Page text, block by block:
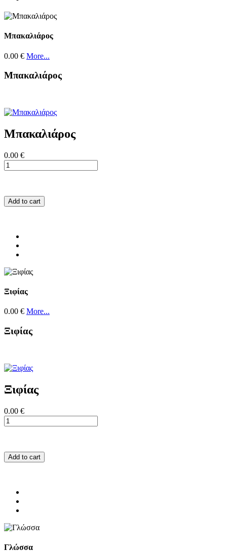
Μπακαλιάρος
0.00 € More...
Μπακαλιάρος
Μπακαλιάρος
0.00 €
Add to cart
Ξιφίας
0.00 € More...
Ξιφίας
Ξιφίας
0.00 €
Add to cart
Γλώσσα